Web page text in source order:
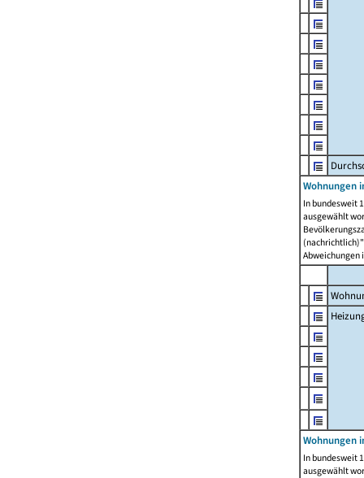
Wohnungen
In bundesweit
ausgewählt
Abweichungen
Wohnungen
In bundesweit
ausgewählt